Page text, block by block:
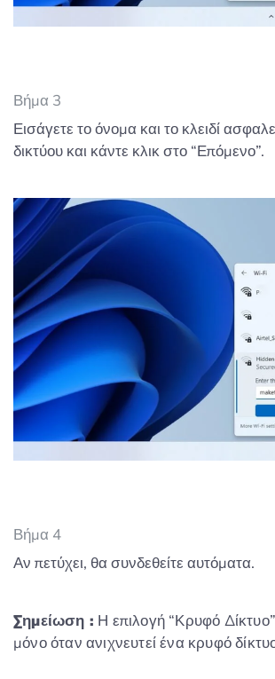
Βήμα 3
Εισάγετε το όνομα και το κλειδί
δικτύου και κάντε κλικ στο “Επόμενο”.
Βήμα 4
Αν πετύχει, θα συνδεθείτε αυτόματα.
Σημείωση : Η επιλογή “Κρυφό
μόνο όταν ανιχνευτεί ένα κρυφό